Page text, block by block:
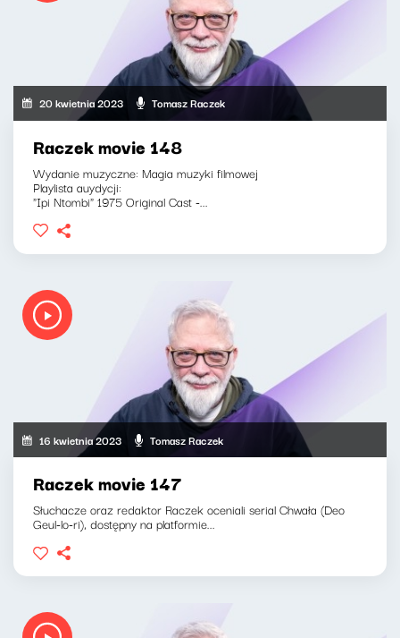
20 kwietnia 2023 Tomasz Raczek
Raczek movie 148
Wydanie muzyczne: Magia muzyki filmowej
Playlista auydycji:
"Ipi Ntombi" 1975 Original Cast -...
16 kwietnia 2023 Tomasz Raczek
Raczek movie 147
Słuchacze oraz redaktor Raczek oceniali serial Chwała (Deo
Geul-lo-ri), dostępny na platformie...